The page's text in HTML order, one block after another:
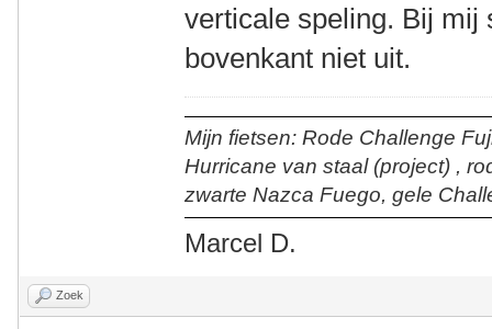
verticale speling. Bij mij
bovenkant niet uit.
Mijn fietsen: Rode Challenge
Hurricane van staal (project) ,
zwarte Nazca Fuego, gele
Marcel D.
Zoek